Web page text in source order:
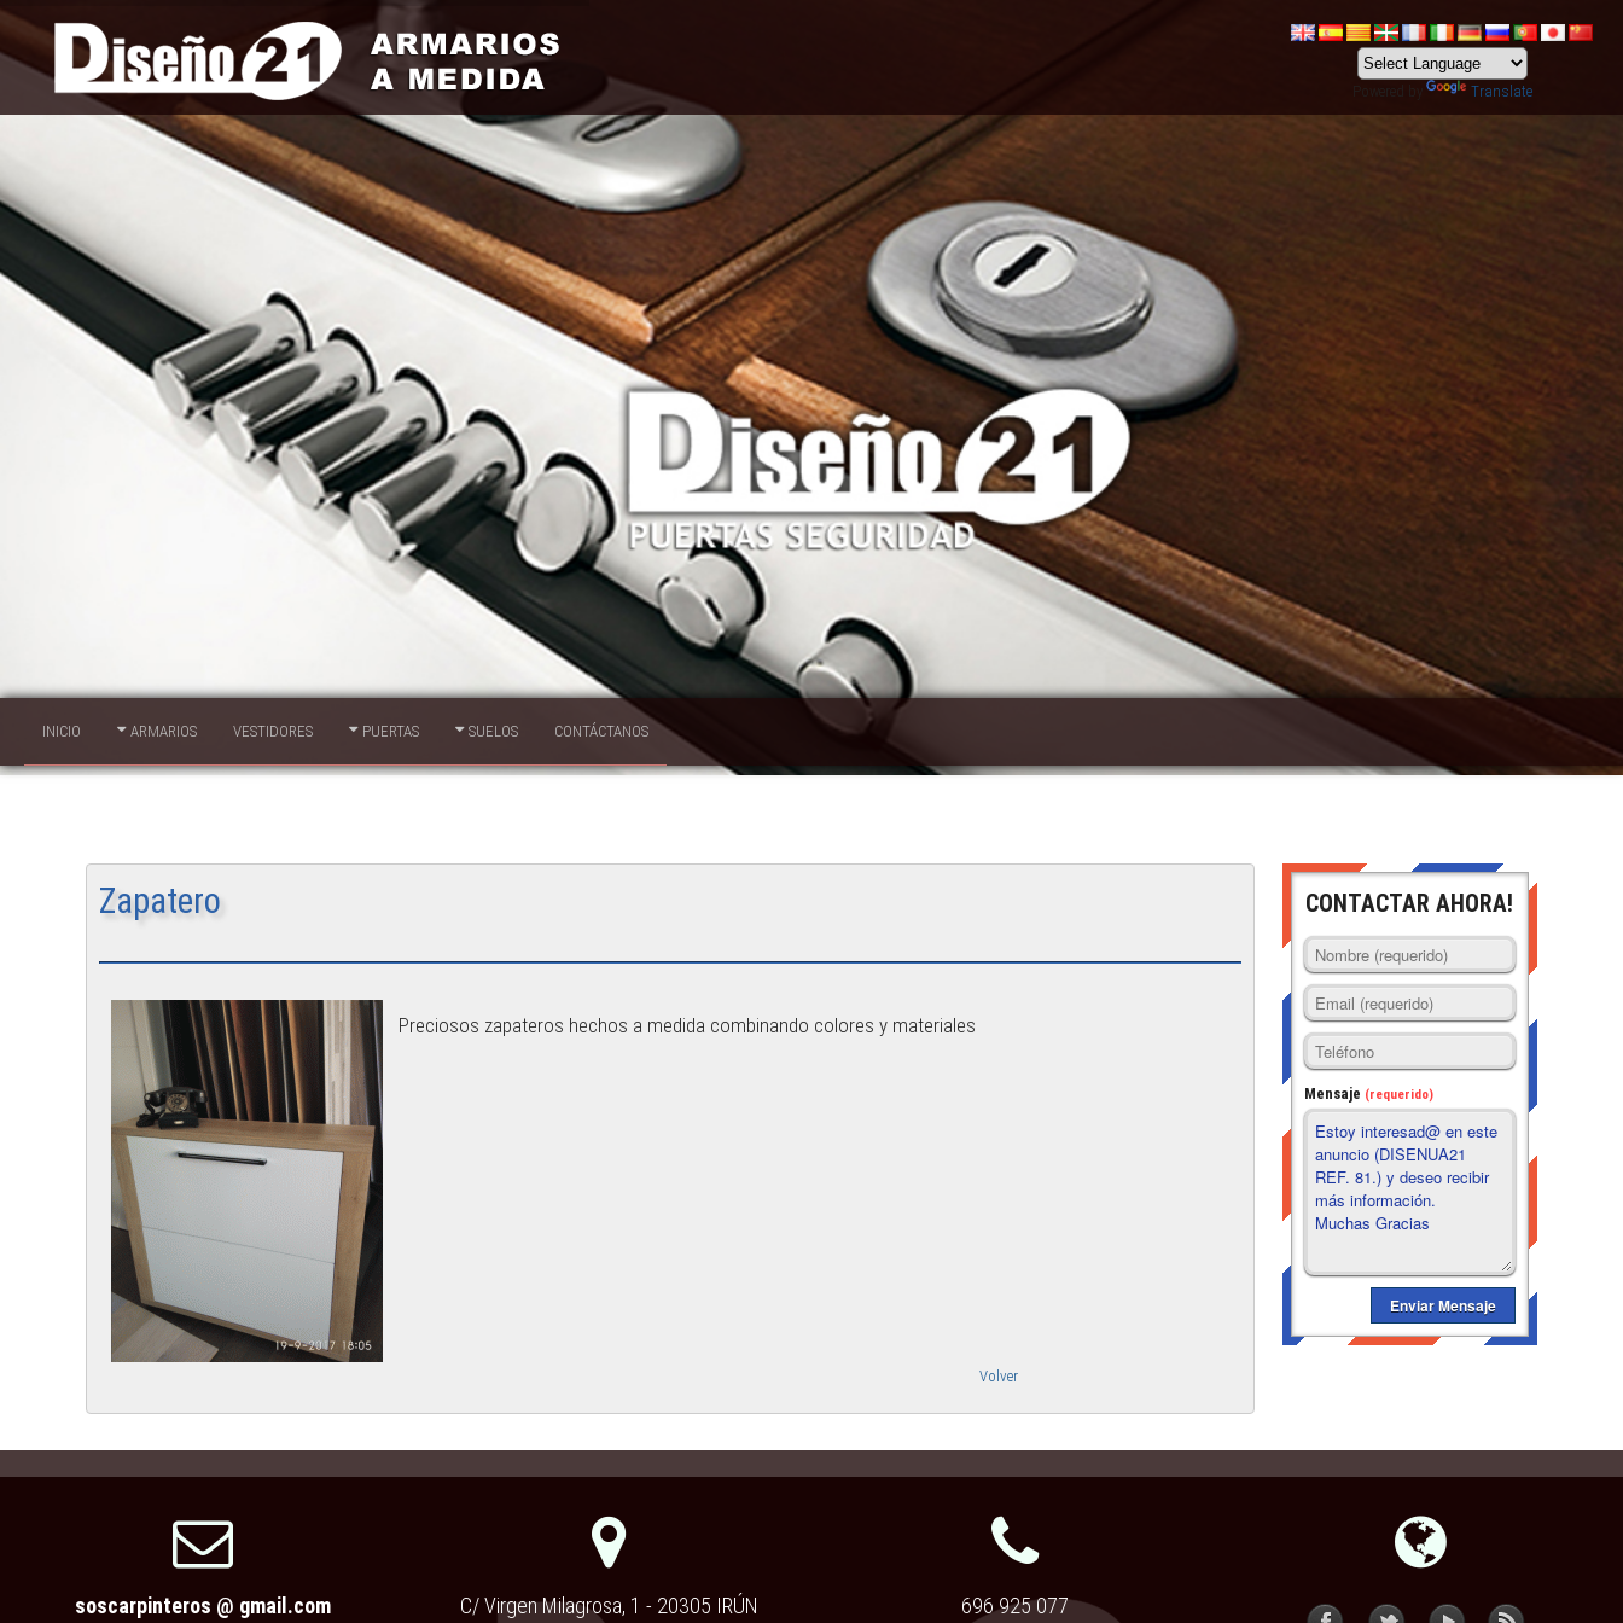
Translate
INICIO ARMARIOS VESTIDORES PUERTAS SUELOS CONTÁCTANOS
Zapatero
Preciosos zapateros hechos a medida combinando colores y materiales
Volver
CONTACTAR AHORA!
Mensaje (requerido)
soscarpinteros @ gmail.com C/ Virgen Milagrosa, 1 - 20305 IRÚN 696 925 077